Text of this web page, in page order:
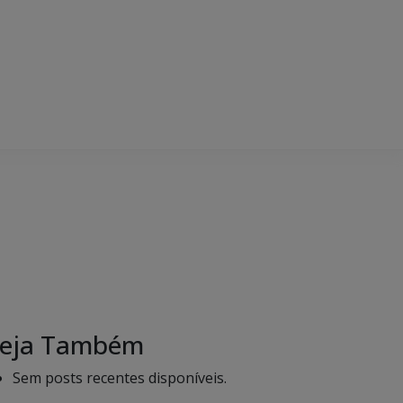
Também
Sem posts recentes disponíveis.